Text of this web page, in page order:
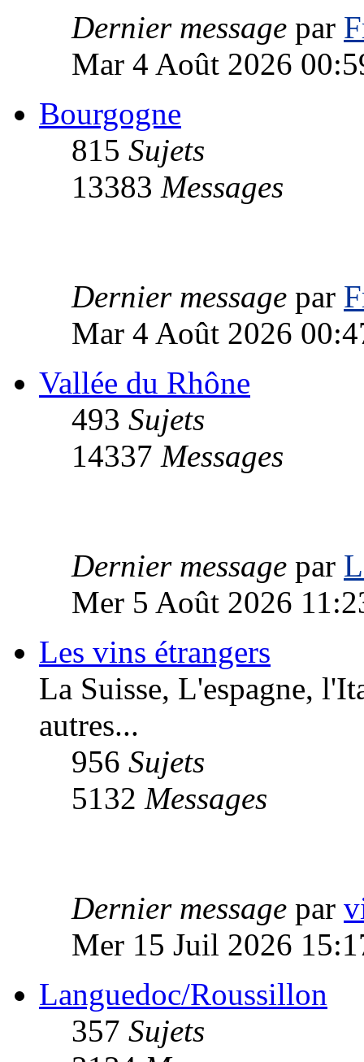
Dernier message par
Mar 4 Août 2026
Bourgogne
815 Sujets
13383 Messages
Dernier message par
Mar 4 Août 2026
Vallée du Rhône
493 Sujets
14337 Messages
Dernier message par
Mer 5 Août 2026
Les vins étrangers
La Suisse, L'espagne,
autres...
956 Sujets
5132 Messages
Dernier message par
Mer 15 Juil 2026
Languedoc/Roussillon
357 Sujets